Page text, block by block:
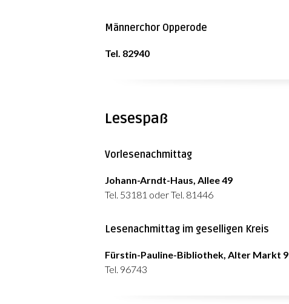
Männerchor Opperode
Tel. 82940
Lesespaß
Vorlesenachmittag
Johann-Arndt-Haus, Allee 49
Tel. 53181 oder Tel. 81446
Lesenachmittag im geselligen Kreis
Fürstin-Pauline-Bibliothek, Alter Markt 9
Tel. 96743